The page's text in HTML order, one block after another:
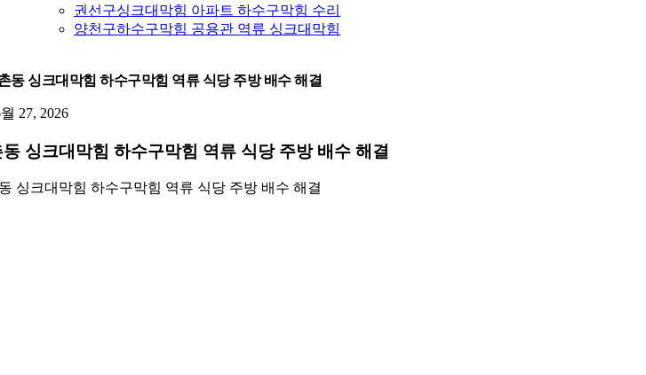
권선구싱크대막힘 아파트 하수구막힘 수리
양천구하수구막힘 공용관 역류 싱크대막힘
동 싱크대막힘 하수구막힘 역류 식당 주방 배수 해결
27, 2026
싱크대막힘 하수구막힘 역류 식당 주방 배수 해결
싱크대막힘 하수구막힘 역류 식당 주방 배수 해결